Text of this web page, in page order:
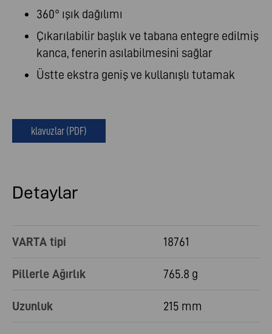
360° ışık dağılımı
Çıkarılabilir başlık ve tabana entegre edilmiş
kanca, fenerin asılabilmesini sağlar
Üstte ekstra geniş ve kullanışlı tutamak
klavuzlar (PDF)
Detaylar
VARTA tipi 18761
Pillerle Ağırlık 765.8 g
Uzunluk 215 mm